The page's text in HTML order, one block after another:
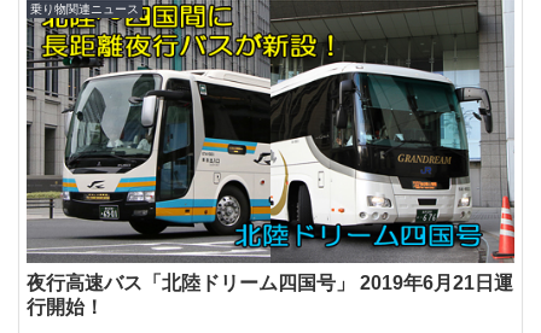
乗り物関連ニュース
夜行高速バス「北陸ドリーム四国号」 2019年6月21日運
行開始！